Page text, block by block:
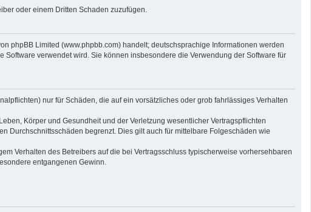
oder einem Dritten Schaden zuzufügen.
phpBB Limited (www.phpbb.com) handelt; deutschsprachige Informationen werden
verwendet wird. Sie können insbesondere die Verwendung der Software für
nur für Schäden, die auf ein vorsätzliches oder grob fahrlässiges Verhalten
Körper und Gesundheit und der Verletzung wesentlicher Vertragspflichten
Durchschnittsschäden begrenzt. Dies gilt auch für mittelbare Folgeschäden wie
Verhalten des Betreibers auf die bei Vertragsschluss typischerweise vorhersehbaren
entgangenen Gewinn.